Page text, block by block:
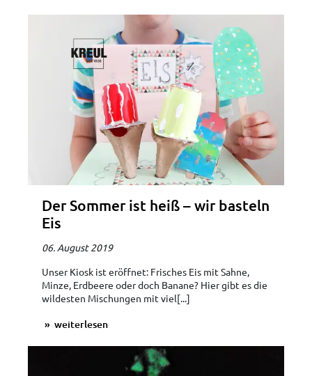
Der Sommer ist heiß – wir basteln
Eis
06. August 2019
Unser Kiosk ist eröffnet: Frisches Eis mit Sahne,
Minze, Erdbeere oder doch Banane? Hier gibt es die
wildesten Mischungen mit viel[...]
weiterlesen